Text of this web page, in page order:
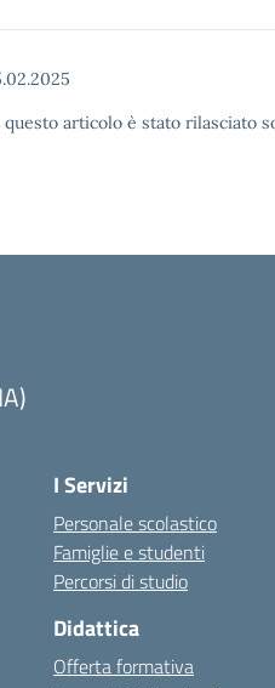
articolo è stato rilasciato
I Servizi
Personale scolastico
Famiglie e studenti
Percorsi di studio
Didattica
Offerta formativa